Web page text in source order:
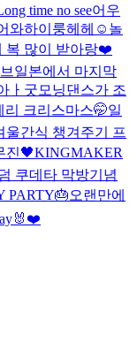
time no see어우
와하이룽헤헤☺️ 놀
복 많이 받아랑❤️
일본에서 마지막
ㅏ 굿모닝댄스가 조
리 크리스마스🤭일
울간식 챙겨주기 프
진🖤KINGMAKER
쿠데타 막방기념
PARTY🎂오랜만에